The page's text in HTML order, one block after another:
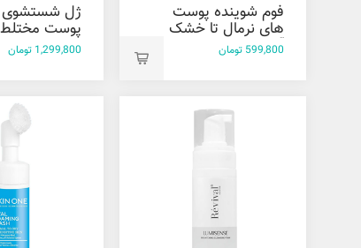
فوم شوینده پوست
های نرمال تا خشک
آکواتیپیک
درماتیپیک 150
599,800 تومان
ژل شستشوی
پوست مختلط
چرب سبوتیپیک
درماتیپیک 400
1,299,800 تومان